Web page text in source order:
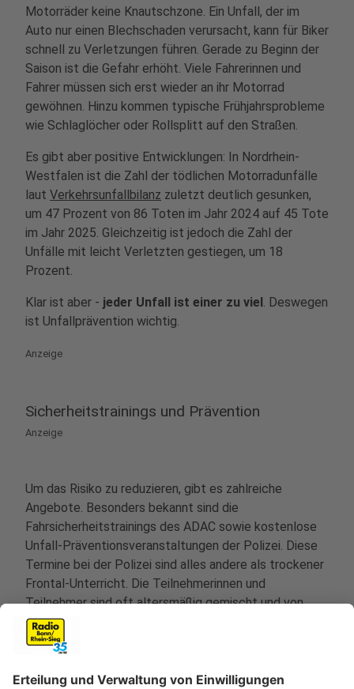
Motorräder keine Knautschzone. Ein Unfall, der im
Auto nur einen Blechschaden verursacht, kann für Biker
schnell zu Verletzungen führen. Gerade zu Beginn der
Saison ist die Gefahr erhöht. Viele Fahrerinnen und
Fahrer müssen sich erst wieder an ihr Motorrad
gewöhnen. Hinzu kommen typische Frühjahrsprobleme
wie Schlaglöcher oder Rollsplitt auf den Straßen.
Es gibt aber positive Entwicklungen: In Nordrhein-
Westfalen ist die Zahl der tödlichen Motorradunfälle
laut Verkehrsunfallbilanz zuletzt deutlich gesunken,
um 47 Prozent von 86 Toten im Jahr 2024 auf 45 Tote
im Jahr 2025. Gleichzeitig ist jedoch die Zahl der
Unfälle mit leicht Verletzten gestiegen, um 18
Prozent.
Klar ist aber - jeder Unfall ist einer zu viel. Deswegen
ist Unfallprävention wichtig.
Anzeige
Sicherheitstrainings und Prävention
Anzeige
Um das Risiko zu reduzieren, gibt es zahlreiche
Angebote. Besonders bekannt sind die
Fahrsicherheitstrainings des ADAC sowie kostenlose
Unfall-Präventionsveranstaltungen der Polizei. Diese
Termine bei der Polizei sind alles andere als trockener
Frontal-Unterricht. Die Teilnehmerinnen und
Teilnehmer sind oft altersmäßig gemischt und von
Sportmodellen bis zur Chopper ist alles dabei. Neben
praktischen Übungen gehören auch gemeinsame
Touren zu den Veranstaltungen. Dabei geht es nicht
nur durch schöne Landschaften, sondern auch gezielt